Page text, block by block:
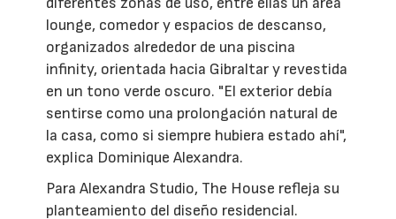
lounge, comedor y espacios de descanso,
organizados alrededor de una piscina
infinity, orientada hacia Gibraltar y revestida
en un tono verde oscuro. "El exterior debía
sentirse como una prolongación natural de
la casa, como si siempre hubiera estado ahí",
explica Dominique Alexandra.
Para Alexandra Studio, The House refleja su
planteamiento del diseño residencial.